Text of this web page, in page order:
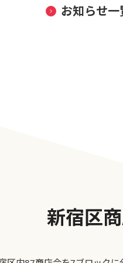
お知らせ一
新宿区